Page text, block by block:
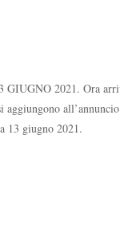
GIUGNO 2021. Ora
all’annuncio
13 giugno 2021.